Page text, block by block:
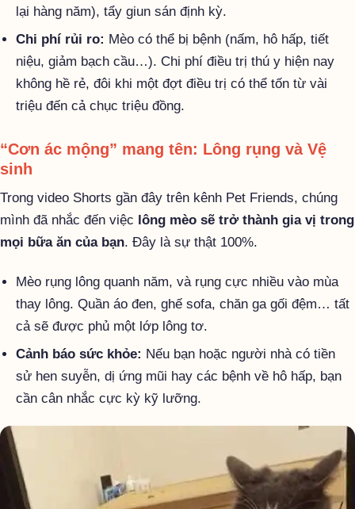
lại hàng năm), tẩy giun sán định kỳ.
Chi phí rủi ro: Mèo có thể bị bệnh (nấm, hô hấp, tiết
niệu, giảm bạch cầu…). Chi phí điều trị thú y hiện nay
không hề rẻ, đôi khi một đợt điều trị có thể tốn từ vài
triệu đến cả chục triệu đồng.
“Cơn ác mộng” mang tên: Lông rụng và Vệ
sinh
Trong video Shorts gần đây trên kênh Pet Friends, chúng
mình đã nhắc đến việc lông mèo sẽ trở thành gia vị trong
mọi bữa ăn của bạn. Đây là sự thật 100%.
Mèo rụng lông quanh năm, và rụng cực nhiều vào mùa
thay lông. Quần áo đen, ghế sofa, chăn ga gối đệm… tất
cả sẽ được phủ một lớp lông tơ.
Cảnh báo sức khỏe: Nếu bạn hoặc người nhà có tiền
sử hen suyễn, dị ứng mũi hay các bệnh về hô hấp, bạn
cần cân nhắc cực kỳ kỹ lưỡng.